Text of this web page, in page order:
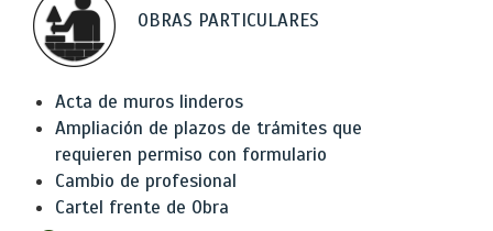
OBRAS PARTICULARES
Acta de muros linderos
Ampliación de plazos de trámites que
requieren permiso con formulario
Cambio de profesional
Cartel frente de Obra